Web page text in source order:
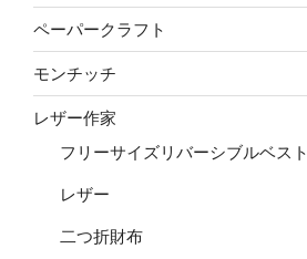
ペーパークラフト
モンチッチ
レザー作家
フリーサイズリバーシブルベスト
レザー
二つ折財布